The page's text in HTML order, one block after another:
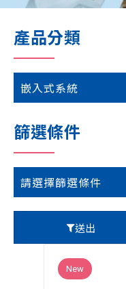
產品分類
嵌入式系統
篩選條件
請選擇篩選條件
送出
New
模組與套件
解決方案
新聞中心
技術支援
企業永續
投資人專區
聯絡技宸